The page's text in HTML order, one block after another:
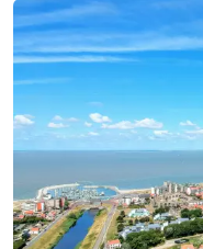
Résidence
Cadzand-
Bad
Resort
Nieuwvliet-
Bad
-
Schoneveld
-
Strand
Nieuwvliet-
-
Waterdunen
Zonneweelde
-